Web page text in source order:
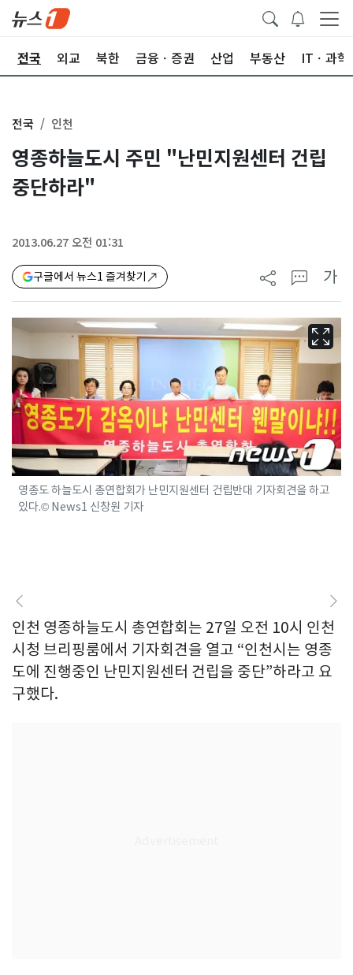
전국 외교 북한 금융ㆍ증권 산업 부동산 ITㆍ과학
전국 인천
영종하늘도시 주민 "난민지원센터 건립
중단하라"
2013.06.27 오전 01:31
구글에서 뉴스1 즐겨찾기 가
영종도 하늘도시 총연합회가 난민지원센터 건립반대 기자회견을 하고
있다.© News1 신창원 기자
인천 영종하늘도시 총연합회는 27일 오전 10시 인천
시청 브리핑룸에서 기자회견을 열고 “인천시는 영종
도에 진행중인 난민지원센터 건립을 중단”하라고 요
구했다.